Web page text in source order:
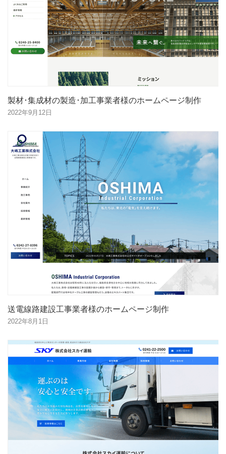
製材･集成材の製造･加工事業者様のホームページ制作
2022年9月12日
送電線路建設工事業者様のホームページ制作
2022年8月1日